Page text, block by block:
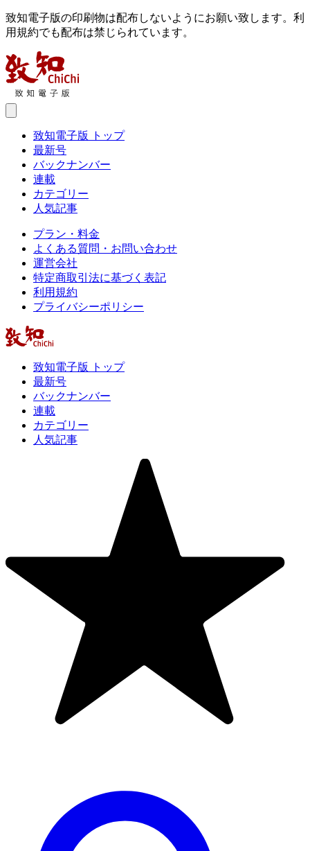
致知電子版の印刷物は配布しないようにお願い致します。利
用規約でも配布は禁じられています。
致知電子版 トップ
最新号
バックナンバー
連載
カテゴリー
人気記事
プラン・料金
よくある質問・お問い合わせ
運営会社
特定商取引法に基づく表記
利用規約
プライバシーポリシー
致知電子版 トップ
最新号
バックナンバー
連載
カテゴリー
人気記事